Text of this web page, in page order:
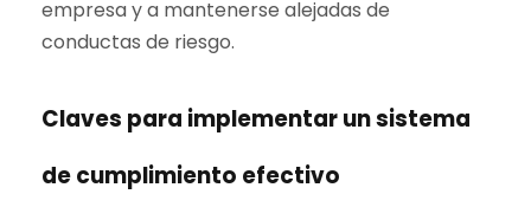
empresa y a mantenerse alejadas de
conductas de riesgo.
Claves para implementar un sistema
de cumplimiento efectivo